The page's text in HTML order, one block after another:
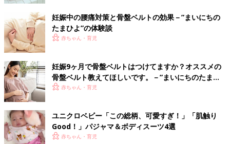
妊娠中の腰痛対策と骨盤ベルトの効果－”まいにちの
たまひよ”の体験談
赤ちゃん・育児
妊娠9ヶ月で骨盤ベルトはつけてますか？オススメの
骨盤ベルト教えてほしいです。－”まいにちのたまひ
よ”の体験談
赤ちゃん・育児
ユニクロベビー「この総柄、可愛すぎ！」「肌触り
Good！」パジャマ＆ボディスーツ4選
赤ちゃん・育児